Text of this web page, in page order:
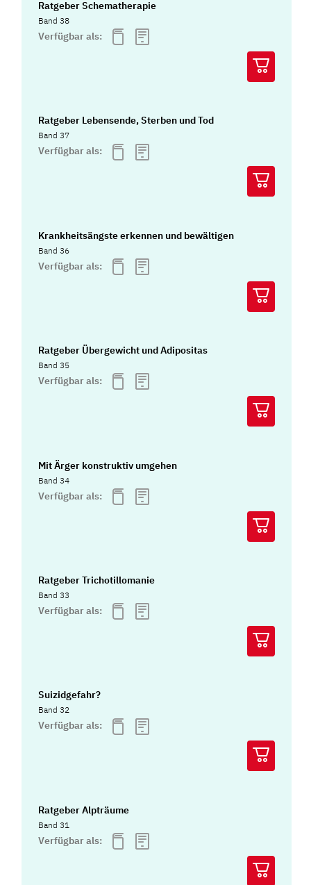
Ratgeber Schematherapie
Band 38
Verfügbar als:
Ratgeber Lebensende, Sterben und Tod
Band 37
Verfügbar als:
Krankheitsängste erkennen und bewältigen
Band 36
Verfügbar als:
Ratgeber Übergewicht und Adipositas
Band 35
Verfügbar als:
Mit Ärger konstruktiv umgehen
Band 34
Verfügbar als:
Ratgeber Trichotillomanie
Band 33
Verfügbar als:
Suizidgefahr?
Band 32
Verfügbar als:
Ratgeber Alpträume
Band 31
Verfügbar als: